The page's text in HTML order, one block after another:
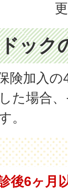
ック
険加入
た場合
。
後6ヶ月